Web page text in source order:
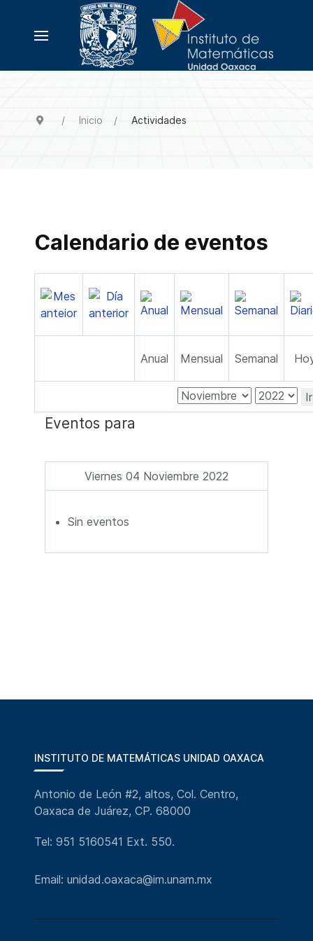
Inicio Actividades
Calendario de eventos
Anual Mensual Semanal
Eventos para
Viernes 04 Noviembre 2022
Sin eventos
INSTITUTO DE MATEMÁTICAS UNIDAD OAXACA
Antonio de León #2, altos, Col. Centro,
Oaxaca de Juárez, CP. 68000
Tel: 951 5160541 Ext. 550.
Email: unidad.oaxaca@im.unam.mx